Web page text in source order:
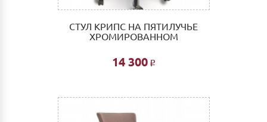
СТУЛ КРИПС НА ПЯТИЛУЧЬЕ
ХРОМИРОВАННОМ
14 300 Р